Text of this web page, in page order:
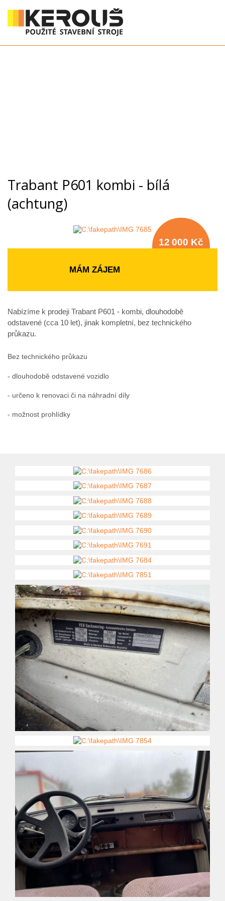
Trabant P601 kombi - bílá
(achtung)
12 000 Kč
MÁM ZÁJEM
Nabízíme k prodeji Trabant P601 - kombi, dlouhodobě
odstavené (cca 10 let), jinak kompletní, bez technického
průkazu.
Bez technického průkazu
- dlouhodobě odstavené vozidlo
- určeno k renovaci či na náhradní díly
- možnost prohlídky